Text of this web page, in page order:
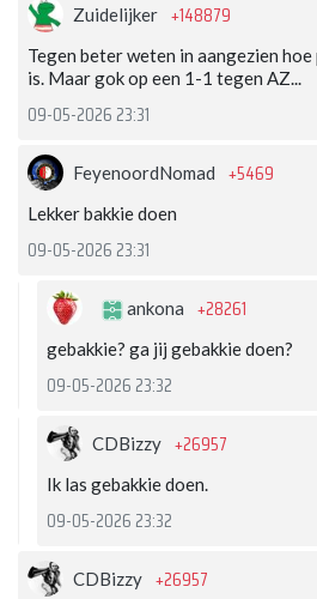
Zuidelijker +148879
Tegen beter weten in aangezien
is. Maar gok op een 1-1 tegen AZ...
09-05-2026 23:31
FeyenoordNomad +5469
Lekker bakkie doen
09-05-2026 23:31
ankona +28261
gebakkie? ga jij gebakkie doen?
09-05-2026 23:32
CDBizzy +26957
Ik las gebakkie doen.
09-05-2026 23:32
CDBizzy +26957